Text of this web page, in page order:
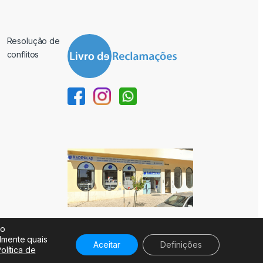
Resolução de
conflitos
quais
de
Aceitar Definições